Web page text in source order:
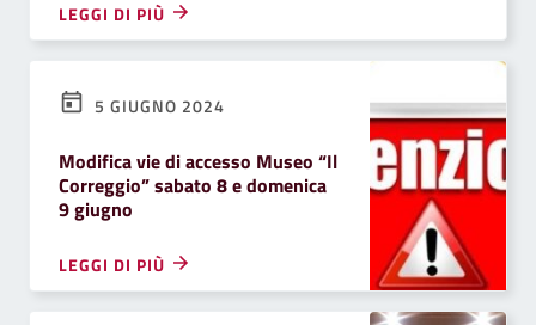
LEGGI DI PIÙ
5 GIUGNO 2024
Modifica vie di accesso Museo “Il
Correggio” sabato 8 e domenica
9 giugno
LEGGI DI PIÙ